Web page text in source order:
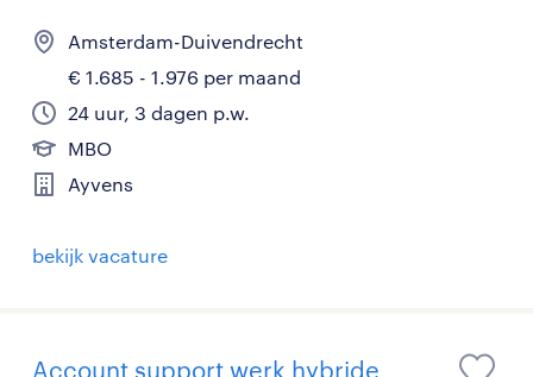
Amsterdam-Duivendrecht
€ 1.685 - 1.976 per maand
24 uur, 3 dagen p.w.
MBO
Ayvens
bekijk vacature
Account support werk hybride,